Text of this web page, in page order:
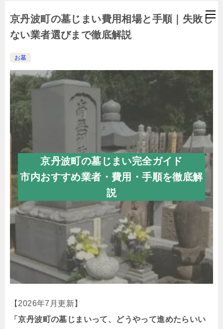
京丹波町の墓じまい費用相場と手順｜失敗し
ない業者選びまで徹底解説
お墓
京丹波町の墓じまい完全ガイド
市内おすすめ業者・費用・手順を徹底解
説
【2026年7月更新】
「京丹波町の墓じまいって、どうやって進めたらいい